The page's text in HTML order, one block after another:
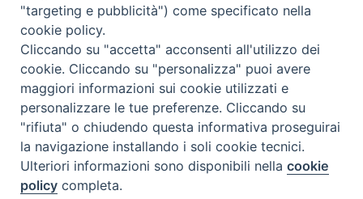
Piazza Mario Dottori, 14
02047 Poggio Mirteto (Rieti)
"targeting e pubblicità") come specificato nella
cookie policy.
Cliccando su "accetta" acconsenti all'utilizzo dei
cookie. Cliccando su "personalizza" puoi avere
maggiori informazioni sui cookie utilizzati e
personalizzare le tue preferenze. Cliccando su
"rifiuta" o chiudendo questa informativa proseguirai
la navigazione installando i soli cookie tecnici.
Ulteriori informazioni sono disponibili nellacookie
policy completa.